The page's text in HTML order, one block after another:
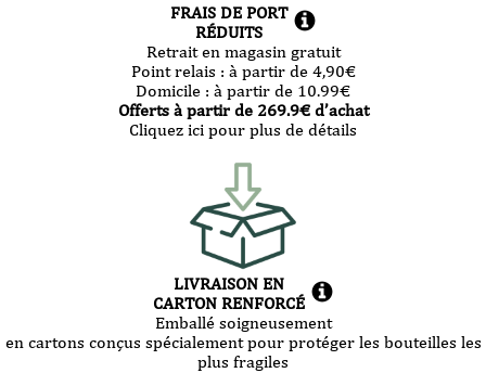
FRAIS DE PORT
RÉDUITS
Retrait en magasin gratuit
Point relais : à partir de 4,90€
Domicile : à partir de 10.99€
Offerts à partir de 269.9€ d’achat
Cliquez ici pour plus de détails
LIVRAISON EN
CARTON RENFORCÉ
Emballé soigneusement
en cartons conçus spécialement pour protéger les bouteilles les
plus fragiles